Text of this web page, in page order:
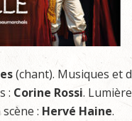
(chant). Musiques et
: Corine Rossi.
: Hervé Haine.